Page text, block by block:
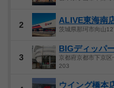
2 ALIVE東海南
茨城県那珂市向山
3
BIGディッパ
京都府京都市下京
203
ウイング橋本